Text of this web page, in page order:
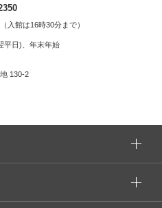
入館は16時30分まで）
平日)、年末年始
130-2